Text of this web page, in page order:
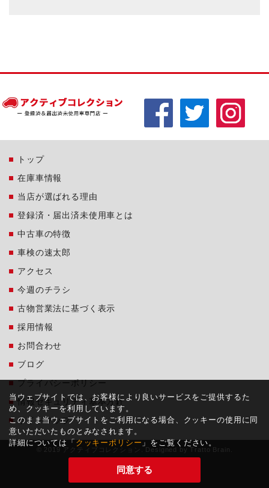
トップ
在庫車情報
当店が選ばれる理由
登録済・届出済未使用車とは
中古車の特徴
車検の速太郎
アクセス
今週のチラシ
古物営業法に基づく表示
採用情報
お問合わせ
ブログ
プライバシーポリシー
情報セキュリティ基本方針
サイトマップ
© 2019 アクティブコレクション. Designed by Tratto Brain
当ウェブサイトでは、お客様により良いサービスをご提供するた
め、クッキーを利用しています。
このまま当ウェブサイトをご利用になる場合、クッキーの使用に同
意いただいたものとみなされます。
詳細については「 クッキーポリシー 」をご覧ください。
同意する